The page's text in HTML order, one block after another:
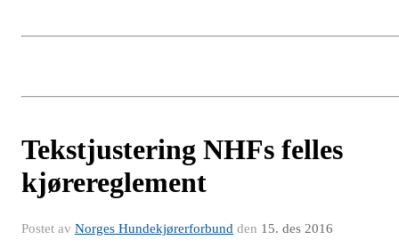
Tekstjustering NHFs felles
kjørereglement
Postet av Norges Hundekjørerforbund den 15. des 2016